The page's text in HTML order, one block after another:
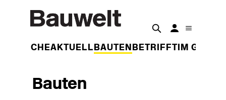
WOCHEAKTUELL BAUTEN BETRIFFT IM
Bauten